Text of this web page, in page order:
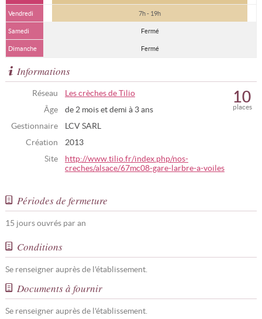
Vendredi 7h - 19h
Samedi Fermé
Dimanche Fermé
Informations
Réseau
Les crèches de Tilio
Âge
de 2 mois et demi à 3 ans
Gestionnaire
LCV SARL
Création
2013
Site
http://www.tilio.fr/index.php/nos-
creches/alsace/67mc08-gare-larbre-a-voiles
places
10
Périodes de fermeture
15 jours ouvrés par an
Conditions
Se renseigner auprès de l'établissement.
Documents à fournir
Se renseigner auprès de l'établissement.